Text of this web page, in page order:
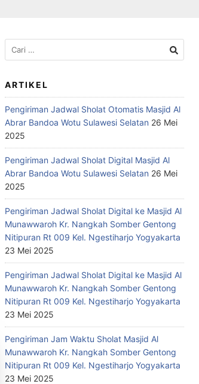
ARTIKEL
Pengiriman Jadwal Sholat Otomatis Masjid Al
Abrar Bandoa Wotu Sulawesi Selatan 26 Mei
2025
Pengiriman Jadwal Sholat Digital Masjid Al
Abrar Bandoa Wotu Sulawesi Selatan 26 Mei
2025
Pengiriman Jadwal Sholat Digital ke Masjid Al
Munawwaroh Kr. Nangkah Somber Gentong
Nitipuran Rt 009 Kel. Ngestiharjo Yogyakarta
23 Mei 2025
Pengiriman Jadwal Sholat Digital ke Masjid Al
Munawwaroh Kr. Nangkah Somber Gentong
Nitipuran Rt 009 Kel. Ngestiharjo Yogyakarta
23 Mei 2025
Pengiriman Jam Waktu Sholat Masjid Al
Munawwaroh Kr. Nangkah Somber Gentong
Nitipuran Rt 009 Kel. Ngestiharjo Yogyakarta
23 Mei 2025